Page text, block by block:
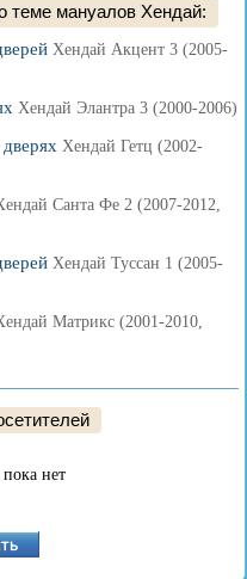
теме мануалов Хендай:
Хендай Акцент 3 (2005-
Хендай Элантра 3 (2000-2006)
Хендай Гетц (2002-
Санта Фе 2 (2007-2012,
Хендай Туссан 1 (2005-
Матрикс (2001-2010,
нет